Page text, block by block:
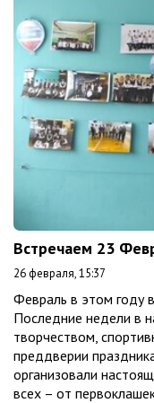
Встречаем 23
26 февраля, 15:37
Февраль в этом году
Последние недели в
творчеством,
преддверии
организовали
всех – от